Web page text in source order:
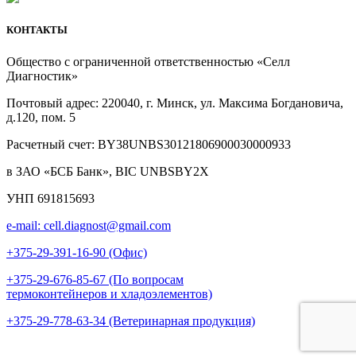
КОНТАКТЫ
Общество с ограниченной ответственностью «Селл
Диагностик»
Почтовый адрес: 220040, г. Минск, ул. Максима Богдановича,
д.120, пом. 5
Расчетный счет: BY38UNBS30121806900030000933
в ЗАО «БСБ Банк», BIC UNBSBY2X
УНП 691815693
e-mail: cell.diagnost@gmail.com
+375-29-391-16-90 (Офис)
+375-29-676-85-67 (По вопросам
термоконтейнеров и хладоэлементов)
+375-29-778-63-34 (Ветеринарная продукция)